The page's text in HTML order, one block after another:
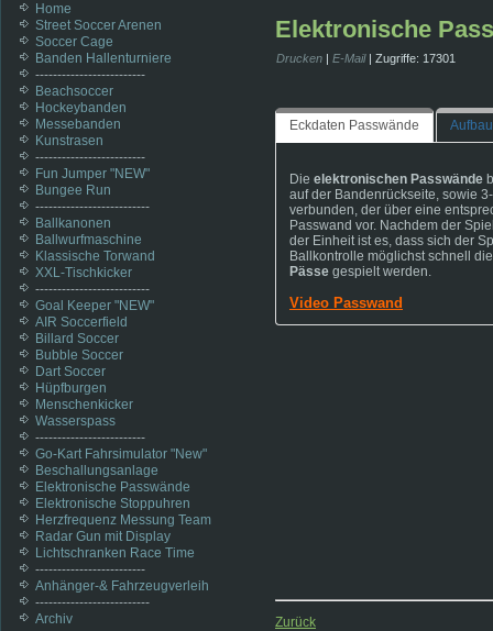
Home
Street Soccer Arenen
Soccer Cage
Banden Hallenturniere
-------------------------
Beachsoccer
Hockeybanden
Messebanden
Kunstrasen
-------------------------
Fun Jumper "NEW"
Bungee Run
--------------------------
Ballkanonen
Ballwurfmaschine
Klassische Torwand
XXL-Tischkicker
--------------------------
Goal Keeper "NEW"
AIR Soccerfield
Billard Soccer
Bubble Soccer
Dart Soccer
Hüpfburgen
Menschenkicker
Wasserspass
-------------------------
Go-Kart Fahrsimulator "New"
Beschallungsanlage
Elektronische Passwände
Elektronische Stoppuhren
Herzfrequenz Messung Team
Radar Gun mit Display
Lichtschranken Race Time
-------------------------
Anhänger-& Fahrzeugverleih
--------------------------
Archiv
Elektronische
Drucken | E-Mail| Zugriffe: 17301
Eckdaten Passwände Aufbau
Die elektronischen Passwände
auf der Bandenrückseite, sowie
verbunden, der über eine
Passwand vor. Nachdem der
der Einheit ist es, dass sich der
Ballkontrolle möglichst schnell
Pässe gespielt werden.
Video Passwand
Zurück